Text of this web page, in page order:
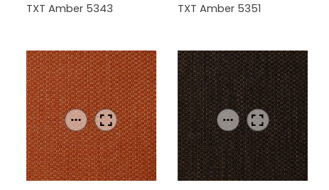
TXT Amber 5343 TXT Amber 5351